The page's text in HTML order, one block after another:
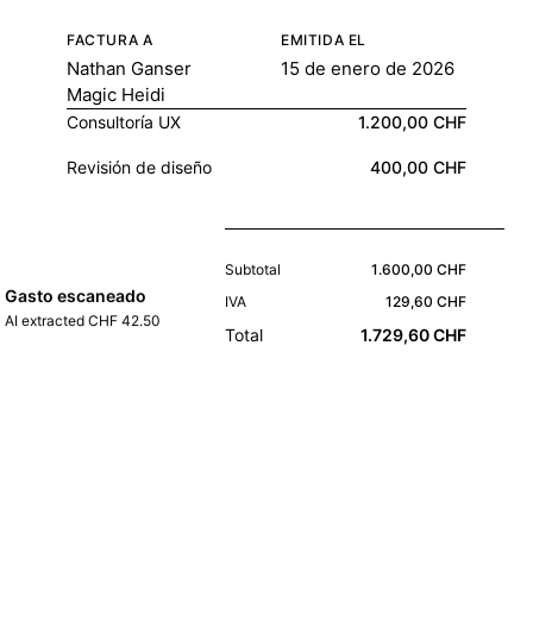
FACTURA A
Nathan Ganser
Magic Heidi
EMITIDA EL
15 de enero de 2026
Consultoría UX 1.200,00 CHF
Revisión de diseño 400,00 CHF
Subtotal
1.600,00 CHF
IVA
129,60 CHF
Total 1.729,60 CHF
Gasto escaneado
AI extracted CHF 42.50